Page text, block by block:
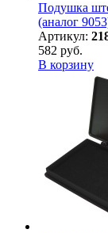
Подушка
(аналог
Артикул:
582 руб.
В корзину